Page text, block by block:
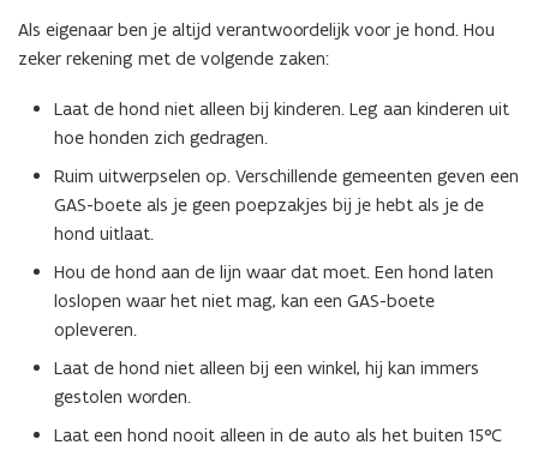
een
vergrote
Als eigenaar ben je altijd verantwoordelijk voor je hond. Hou
zeker rekening met de volgende zaken:
Laat de hond niet alleen bij kinderen. Leg aan kinderen uit
hoe honden zich gedragen.
Ruim uitwerpselen op. Verschillende gemeenten geven een
GAS-boete als je geen poepzakjes bij je hebt als je de
hond uitlaat.
Hou de hond aan de lijn waar dat moet. Een hond laten
loslopen waar het niet mag, kan een GAS-boete
opleveren.
Laat de hond niet alleen bij een winkel, hij kan immers
gestolen worden.
Laat een hond nooit alleen in de auto als het buiten 15°C